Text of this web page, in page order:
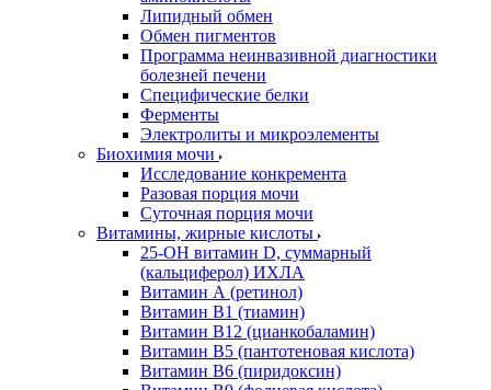
Липидный обмен
Обмен пигментов
Программа неинвазивной диагностики
болезней печени
Специфические белки
Ферменты
Электролиты и микроэлементы
Биохимия мочи
Исследование конкремента
Разовая порция мочи
Суточная порция мочи
Витамины, жирные кислоты
25-OH витамин D, суммарный
(кальциферол) ИХЛА
Витамин А (ретинол)
Витамин В1 (тиамин)
Витамин В12 (цианкобаламин)
Витамин В5 (пантотеновая кислота)
Витамин В6 (пиридоксин)